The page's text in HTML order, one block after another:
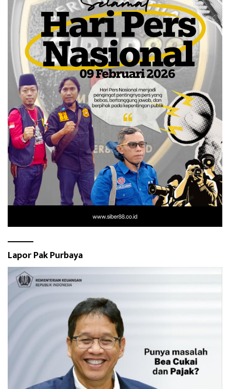
Lapor Pak Purbaya